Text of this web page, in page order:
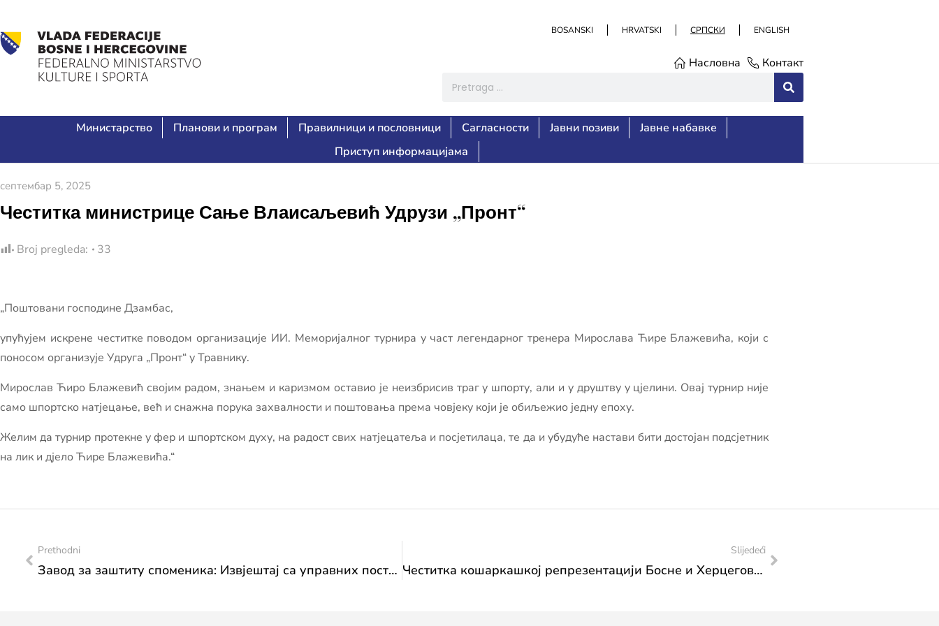
BOSANSKI HRVATSKI СРПСКИ ENGLISH
Насловна Контакт
Министарство Планови и програм Правилници и пословници Сагласности Јавни позиви
Јавне набавке
Приступ информацијама
септембар 5, 2025
Честитка министрице Сање Влаисаљевић Удрузи „Пронт“
Broj pregleda: 33
„Поштовани господине Дзамбас,
упућујем искрене честитке поводом организације ИИ. Меморијалног турнира у част легендарног тренера Мирослава Ћире Блажевића, који с
поносом организује Удруга „Пронт“ у Травнику.
Мирослав Ћиро Блажевић својим радом, знањем и каризмом оставио је неизбрисив траг у шпорту, али и у друштву у цјелини. Овај турнир није
само шпортско натјецање, већ и снажна порука захвалности и поштовања према човјеку који је обиљежио једну епоху.
Желим да турнир протекне у фер и шпортском духу, на радост свих натјецатеља и посјетилаца, те да и убудуће настави бити достојан подсјетник
на лик и дјело Ћире Блажевића.“
Prethodni
Завод за заштиту споменика: Извјештај са управних поступака Завода за заштиту споменика
Slijedeći
Честитка кошаркашкој репрезентацији Босне и Херцеговине